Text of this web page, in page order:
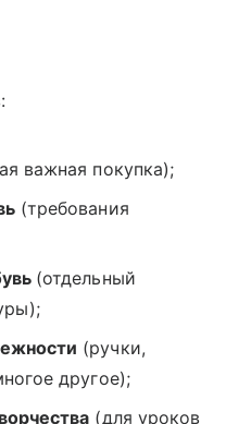
важная покупка);
(требования
(отдельный
(ручки,
другое);
(для уроков